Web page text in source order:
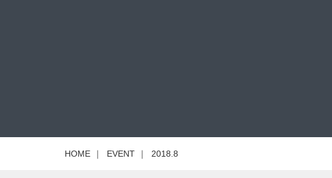
HOME ｜ EVENT ｜ 2018.8